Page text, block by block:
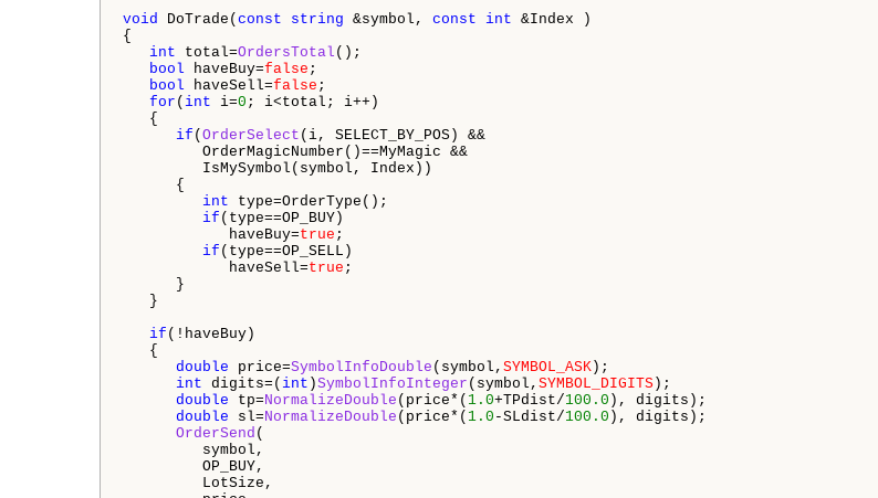
void
DoTrade( const string &symbol, const int &Index )
{
int total=OrdersTotal ();
bool haveBuy=false ;
bool haveSell=false ;
for ( int i=0 ; i<total; i++)
{
if ( OrderSelect (i, SELECT_BY_POS) &&
OrderMagicNumber()==MyMagic &&
IsMySymbol(symbol, Index))
{
int type=OrderType();
if (type==OP_BUY)
haveBuy=true ;
if (type==OP_SELL)
haveSell=true ;
}
}
if (!haveBuy)
{
double price=SymbolInfoDouble (symbol, SYMBOL_ASK );
int digits=( int )SymbolInfoInteger (symbol, SYMBOL_DIGITS );
double tp= NormalizeDouble (price*( 1.0+TPdist/100.0 ), digits);
double sl= NormalizeDouble (price*( 1.0 -SLdist/100.0 ), digits);
OrderSend (
symbol,
OP_BUY,
LotSize,